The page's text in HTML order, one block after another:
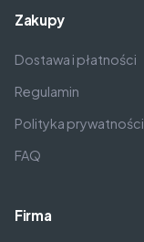
Zakupy
Dostawa i płatności
Regulamin
Polityka prywatności
FAQ
Firma